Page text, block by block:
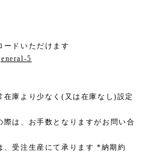
ドいただけます
5
庫より少なく(又は在庫なし)設定
は、お手数となりますがお問い合
受注生産にて承ります *納期約